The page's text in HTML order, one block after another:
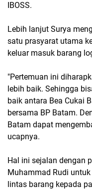
IBOSS.
Lebih lanjut Surya
satu prasyarat utama
keluar masuk barang
"Pertemuan ini
lebih baik. Sehingga
baik antara Bea Cukai
bersama BP Batam.
Batam dapat
ucapnya.
Hal ini sejalan dengan
Muhammad Rudi
lintas barang kepada